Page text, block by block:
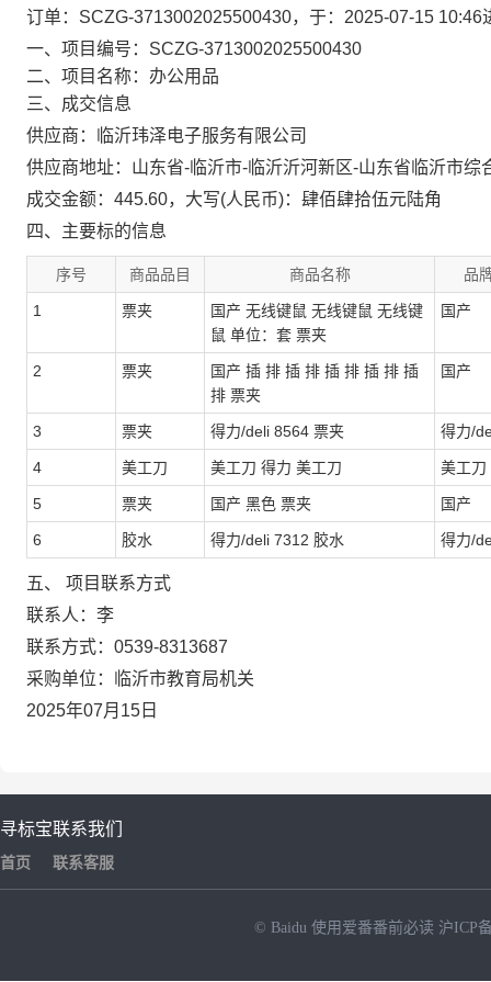
订单：SCZG-3713002025500430，于：2025-07-15
一、项目编号：SCZG-3713002025500430
二、项目名称：办公用品
三、成交信息
供应商：临沂玮泽电子服务有限公司
供应商地址：山东省-临沂市-临沂沂河新区-山东省临沂市
成交金额：445.60，大写(人民币)：肆佰肆拾伍元陆角
四、主要标的信息
序号 商品品目 商品名称 品
1 票夹
国产 无线键鼠 无线键鼠 无线键
鼠 单位：套 票夹
国产
2 票夹
国产 插 排 插 排 插 排 插 排 插
排 票夹
国产
3 票夹 得力/deli 8564 票夹 得力/
4 美工刀 美工刀 得力 美工刀 美工刀
5 票夹 国产 黑色 票夹 国产
6 胶水 得力/deli 7312 胶水 得力/
五、 项目联系方式
联系人：李
联系方式：0539-8313687
采购单位：临沂市教育局机关
2025年07月15日
寻标宝
首页
联系我们
联系客服
© Baidu 使用爱番番前必读 沪ICP